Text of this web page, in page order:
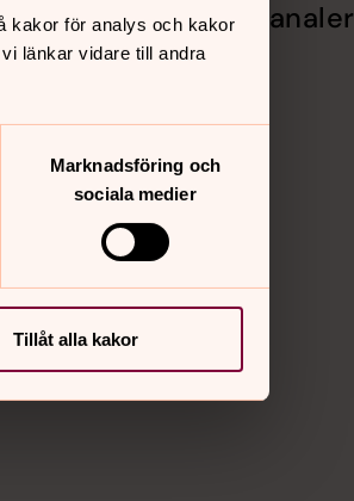
kakor för analys och kakor
länkar vidare till andra
Marknadsföring och
sociala medier
Tillåt alla kakor
Sociala kanaler
Facebook